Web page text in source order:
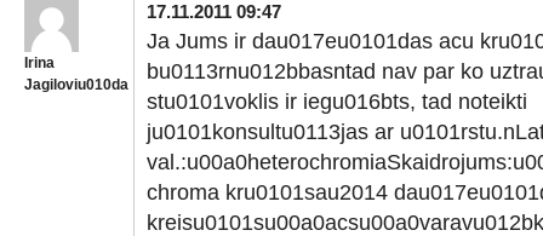
Irina
Jagiloviu010da
17.11.2011 09:47
Ja Jums ir dau017eu0101das acu
bu0113rnu012bbasntad nav par ko
stu0101voklis ir iegu016bts, tad noteikti
ju0101konsultu0113jas ar
chroma kru0101sau2014